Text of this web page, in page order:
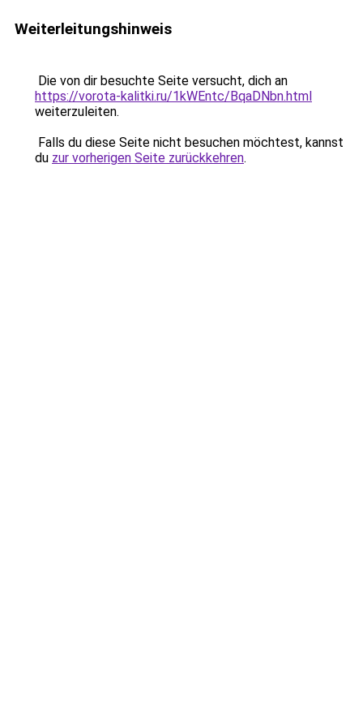
Weiterleitungshinweis
Die von dir besuchte Seite versucht, dich an
https://vorota-kalitki.ru/1kWEntc/BqaDNbn.html
weiterzuleiten.
Falls du diese Seite nicht besuchen möchtest, kannst
du zur vorherigen Seite zurückkehren.